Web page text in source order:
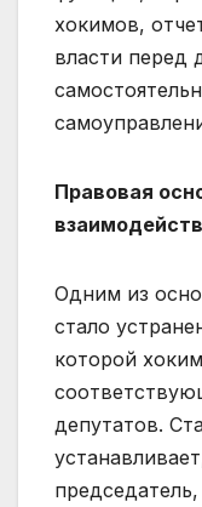
хокимов,
власти перед
Правовая
Одним из
стало
которой
депутатов.